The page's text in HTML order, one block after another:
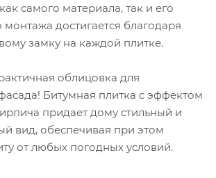
самого материала, так и его
монтажа достигается благодаря
замку на каждой плитке.
облицовка для
Битумная плитка с эффектом
придает дому стильный и
вид, обеспечивая при этом
от любых погодных условий.